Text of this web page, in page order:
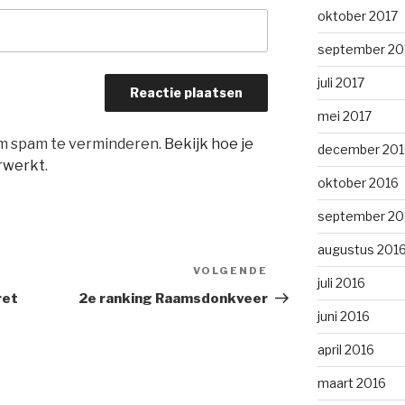
spam te verminderen. Bekijk hoe je
.
bericht
VOLGENDE
2e ranking Raamsdonkveer
oktober 2017
september
juli 2017
mei 2017
december
oktober 2016
september
augustus 2016
juli 2016
juni 2016
april 2016
maart 2016